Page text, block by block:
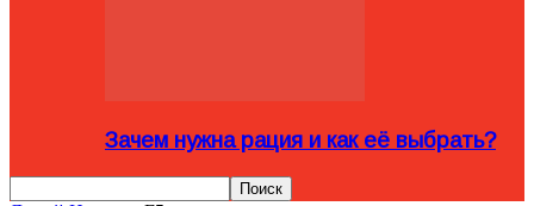
Зачем нужна рация и как её выбрать?